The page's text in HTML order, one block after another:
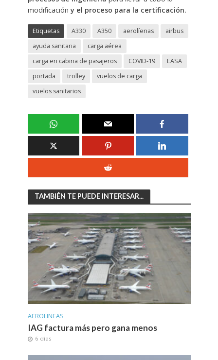
modificación y el proceso para la certificación.
Etiquetas A330 A350 aerolíenas
airbus
ayuda sanitaria
carga aérea
carga en cabina de pasajeros
COVID-19
EASA
portada
trolley
vuelos de carga
vuelos sanitarios
TAMBIÉN TE PUEDE INTERESAR...
AEROLINEAS
IAG factura más pero gana menos
6 días